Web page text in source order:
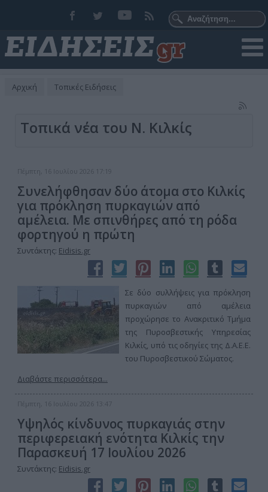
Αρχική Τοπικές Ειδήσεις
Τοπικά νέα του Ν. Κιλκίς
Πέμπτη, 16 Ιουλίου 2026 17:19
Συνελήφθησαν δύο άτομα στο Κιλκίς
για πρόκληση πυρκαγιών από
αμέλεια. Με σπινθήρες από τη ρόδα
φορτηγού η πρώτη
Συντάκτης: Eidisis.gr
Σε δύο συλλήψεις για πρόκληση
πυρκαγιών από αμέλεια
προχώρησε το Ανακριτικό Τμήμα
της Πυροσβεστικής Υπηρεσίας
Κιλκίς, υπό τις οδηγίες της Δ.Α.Ε.Ε.
του Πυροσβεστικού Σώματος.
Διαβάστε περισσότερα...
Πέμπτη, 16 Ιουλίου 2026 13:47
Υψηλός κίνδυνος πυρκαγιάς στην
περιφερειακή ενότητα Κιλκίς την
Παρασκευή 17 Ιουλίου 2026
Συντάκτης: Eidisis.gr